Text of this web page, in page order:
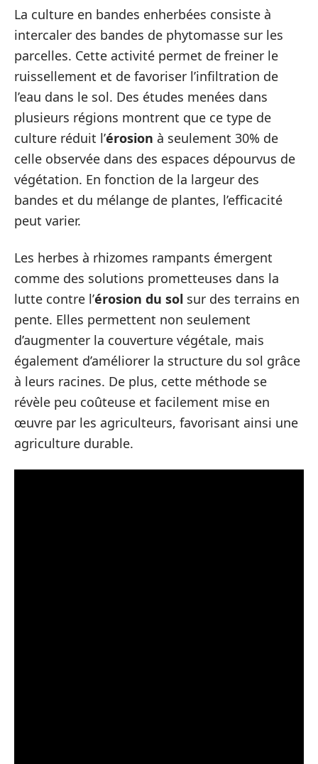
La culture en bandes enherbées consiste à
intercaler des bandes de phytomasse sur les
parcelles. Cette activité permet de freiner le
ruissellement et de favoriser l’infiltration de
l’eau dans le sol. Des études menées dans
plusieurs régions montrent que ce type de
culture réduit l’érosion à seulement 30% de
celle observée dans des espaces dépourvus de
végétation. En fonction de la largeur des
bandes et du mélange de plantes, l’efficacité
peut varier.
Les herbes à rhizomes rampants émergent
comme des solutions prometteuses dans la
lutte contre l’érosion du sol sur des terrains en
pente. Elles permettent non seulement
d’augmenter la couverture végétale, mais
également d’améliorer la structure du sol grâce
à leurs racines. De plus, cette méthode se
révèle peu coûteuse et facilement mise en
œuvre par les agriculteurs, favorisant ainsi une
agriculture durable.